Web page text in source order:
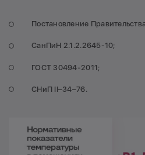
Постановление
СанПиН 2.1.2.2645-10;
ГОСТ 30494-2011;
СНиП II–34–76.